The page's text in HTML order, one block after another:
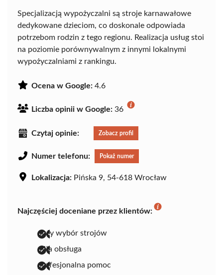
Specjalizacją wypożyczalni są stroje karnawałowe
dedykowane dzieciom, co doskonale odpowiada
potrzebom rodzin z tego regionu. Realizacja usług stoi
na poziomie porównywalnym z innymi lokalnymi
wypożyczalniami z rankingu.
Ocena w Google: 4.6
Liczba opinii w Google: 36
Czytaj opinie: Zobacz profil
Numer telefonu: Pokaż numer
Lokalizacja: Pińska 9, 54-618 Wrocław
Najczęściej doceniane przez klientów:
duży wybór strojów
miła obsługa
profesjonalna pomoc